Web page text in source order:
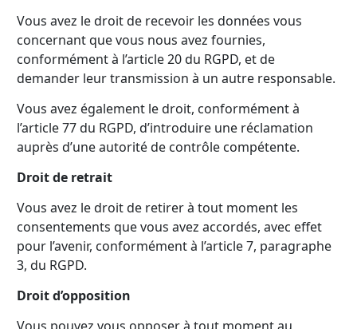
Vous avez le droit de recevoir les données vous
concernant que vous nous avez fournies,
conformément à l’article 20 du RGPD, et de
demander leur transmission à un autre responsable.
Vous avez également le droit, conformément à
l’article 77 du RGPD, d’introduire une réclamation
auprès d’une autorité de contrôle compétente.
Droit de retrait
Vous avez le droit de retirer à tout moment les
consentements que vous avez accordés, avec effet
pour l’avenir, conformément à l’article 7, paragraphe
3, du RGPD.
Droit d’opposition